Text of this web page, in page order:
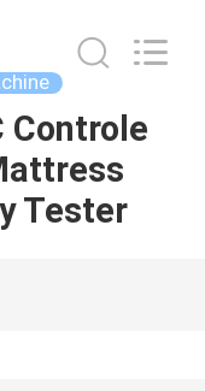
Controle
Tester